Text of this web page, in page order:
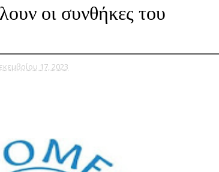
οι συνθήκες του
17, 2023